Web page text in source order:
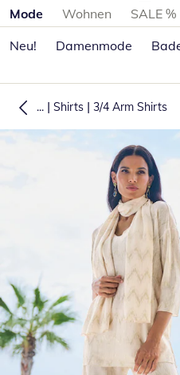
Produktkategorien
Mode Wohnen SALE %
Neu!
Damenmode
... | Shirts | 3/4 Arm Shirts